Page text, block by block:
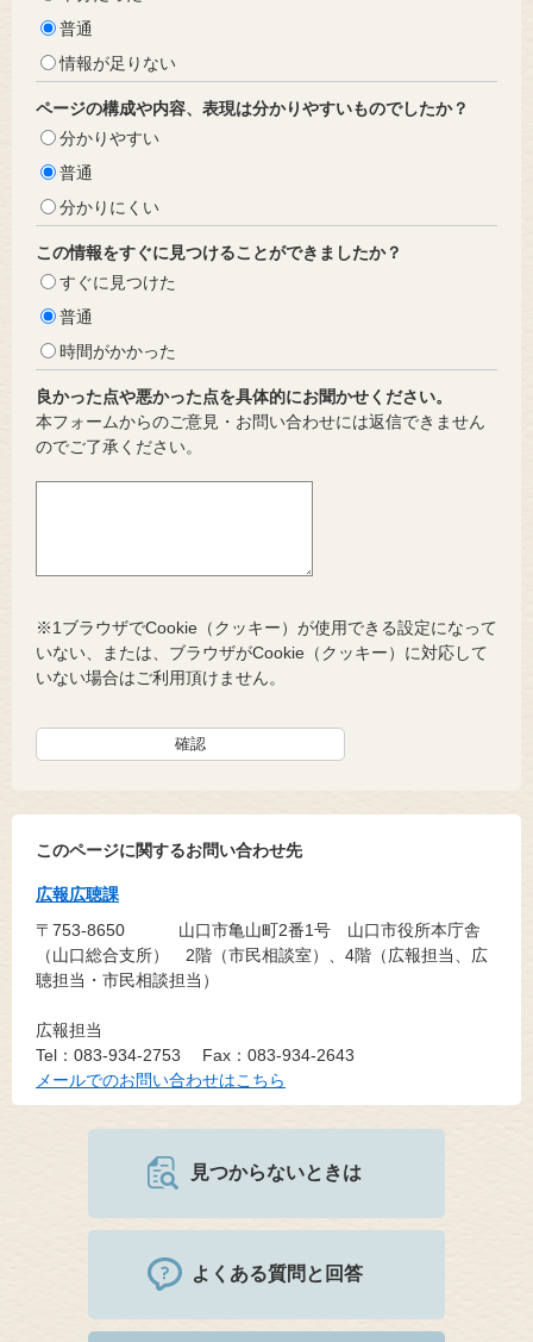
普通
情報が足りない
ページの構成や内容、表現は分かりやすいものでしたか？
分かりやすい
普通
分かりにくい
この情報をすぐに見つけることができましたか？
すぐに見つけた
普通
時間がかかった
良かった点や悪かった点を具体的にお聞かせください。
本フォームからのご意見・お問い合わせには返信できません
のでご了承ください。
※1ブラウザでCookie（クッキー）が使用できる設定になって
いない、または、ブラウザがCookie（クッキー）に対応して
いない場合はご利用頂けません。
このページに関するお問い合わせ先
広報広聴課
〒753-8650
山口市亀山町2番1号 山口市役所本庁舎
（山口総合支所） 2階（市民相談室）、4階（広報担当、広
聴担当・市民相談担当）
広報担当
Tel：083-934-2753
Fax：083-934-2643
メールでのお問い合わせはこちら
見つからないときは
よくある質問と回答